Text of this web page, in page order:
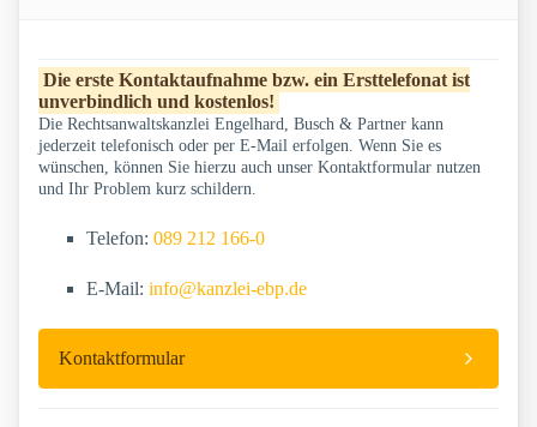
Die erste Kontaktaufnahme bzw. ein Ersttelefonat ist
unverbindlich und kostenlos!
Die Rechtsanwaltskanzlei Engelhard, Busch & Partner kann
jederzeit telefonisch oder per E-Mail erfolgen. Wenn Sie es
wünschen, können Sie hierzu auch unser Kontaktformular nutzen
und Ihr Problem kurz schildern.
Telefon: 089 212 166-0
E-Mail: info@kanzlei-ebp.de
Kontaktformular